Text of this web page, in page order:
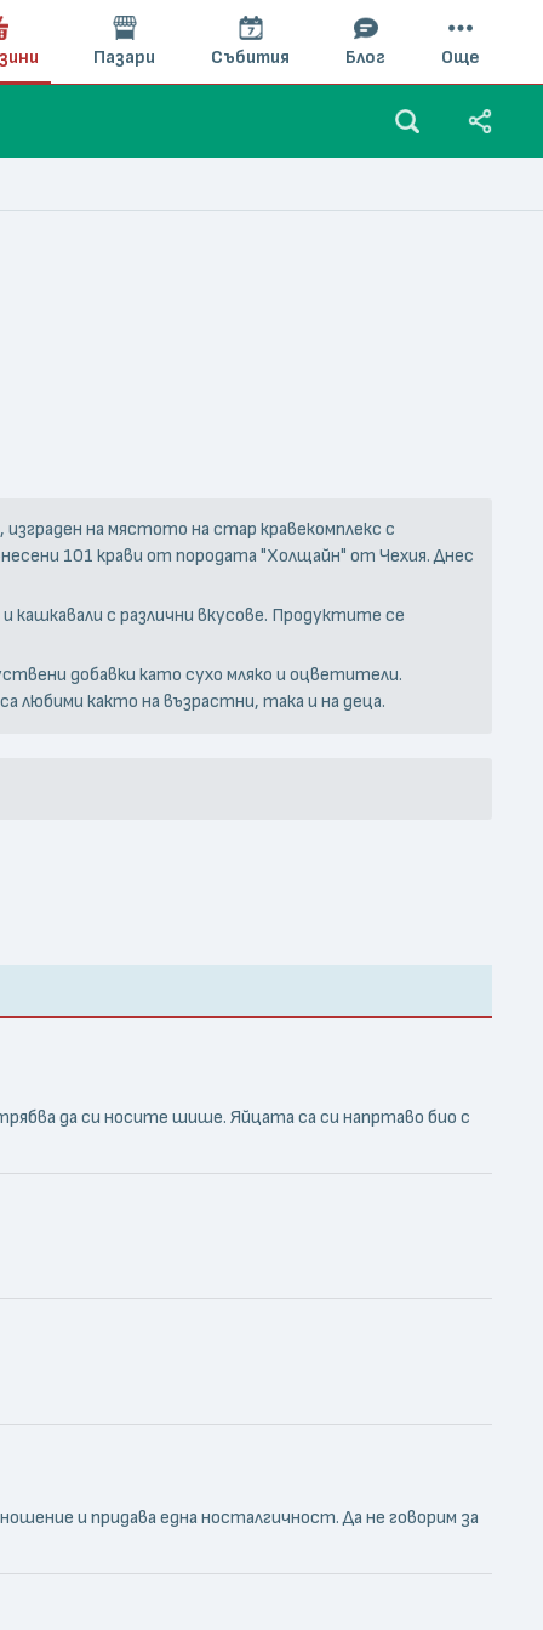
на мястото на стар кравекомплекс с
101 крави от породата "Холщайн" от Чехия. Днес
кашкавали с различни вкусове. Продуктите се
добавки като сухо мляко и оцветители.
любими както на възрастни, така и на деца.
да си носите шише. Яйцата са си напртаво био с
и придава една носталгичност. Да не говорим за
Пазари Събития Блог Още